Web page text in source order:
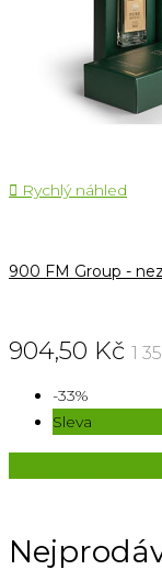
 Rychlý náhled
900 FM Group -
904,50 Kč 1
-33%
Sleva